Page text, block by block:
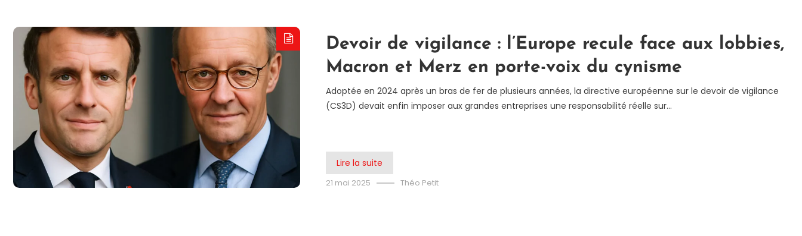
Devoir de vigilance : l’Europe recule face aux lobbies,
Macron et Merz en porte-voix du cynisme
Adoptée en 2024 après un bras de fer de plusieurs années, la directive européenne sur le devoir de vigilance
(CS3D) devait enfin imposer aux grandes entreprises une responsabilité réelle sur…
Lire la suite
21 mai 2025 Théo Petit